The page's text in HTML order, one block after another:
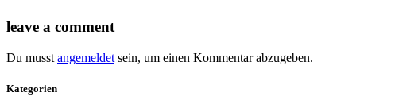
leave a comment
Du musst angemeldet sein, um einen Kommentar abzugeben.
Kategorien